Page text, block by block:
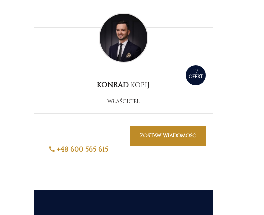
17
OFERT
KONRAD KOPIJ
WŁAŚCICIEL
+48 600 565 615
zostaw wiadomość